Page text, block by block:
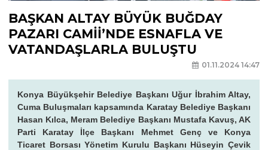
BAŞKAN ALTAY BÜYÜK BUĞDAY
PAZARI CAMİİ’NDE ESNAFLA VE
VATANDAŞLARLA BULUŞTU
01.11.2024 14:47
Konya Büyükşehir Belediye Başkanı Uğur İbrahim Altay,
Cuma Buluşmaları kapsamında Karatay Belediye Başkanı
Hasan Kılca, Meram Belediye Başkanı Mustafa Kavuş, AK
Parti Karatay İlçe Başkanı Mehmet Genç ve Konya
Ticaret Borsası Yönetim Kurulu Başkanı Hüseyin Çevik